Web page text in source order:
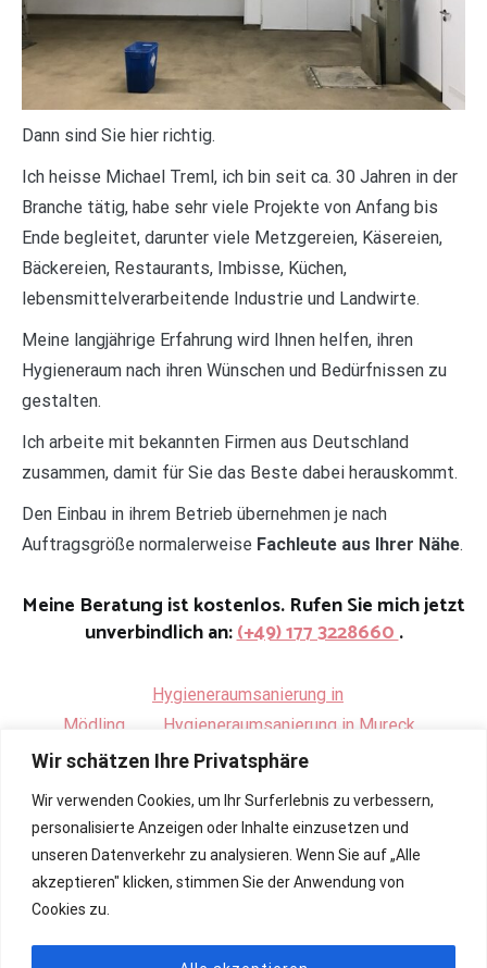
Wir schätzen Ihre Privatsphäre
Wir verwenden Cookies, um Ihr Surferlebnis zu verbessern,
personalisierte Anzeigen oder Inhalte einzusetzen und
unseren Datenverkehr zu analysieren. Wenn Sie auf „Alle
akzeptieren" klicken, stimmen Sie der Anwendung von
Cookies zu.
Dann sind Sie hier richtig.
Ich heisse Michael Treml, ich bin seit ca. 30 Jahren in der
Branche tätig, habe sehr viele Projekte von Anfang bis
Ende begleitet, darunter viele Metzgereien, Käsereien,
Bäckereien, Restaurants, Imbisse, Küchen,
lebensmittelverarbeitende Industrie und Landwirte.
Meine langjährige Erfahrung wird Ihnen helfen, ihren
Hygieneraum nach ihren Wünschen und Bedürfnissen zu
gestalten.
Ich arbeite mit bekannten Firmen aus Deutschland
zusammen, damit für Sie das Beste dabei herauskommt.
Den Einbau in ihrem Betrieb übernehmen je nach
Auftragsgröße normalerweise Fachleute aus Ihrer Nähe.
Meine Beratung ist kostenlos. Rufen Sie mich jetzt
unverbindlich an:(+49) 177 3228660.
Hygieneraumsanierung in
Mödling
Hygieneraumsanierung in Mureck